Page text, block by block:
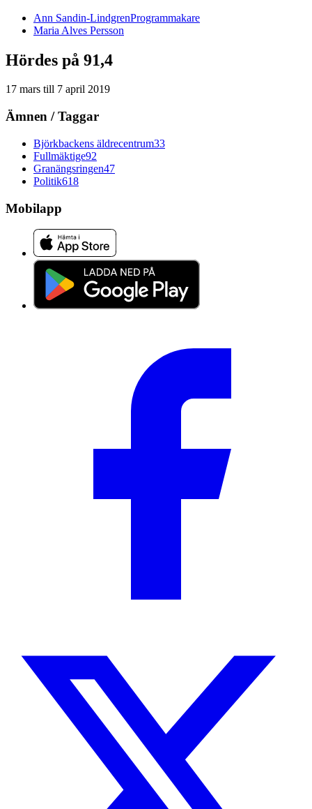
Ann Sandin-LindgrenProgrammakare
Maria Alves Persson
Hördes på 91,4
17 mars till 7 april 2019
Ämnen / Taggar
Björkbackens äldrecentrum33
Fullmäktige92
Granängsringen47
Politik618
Mobilapp